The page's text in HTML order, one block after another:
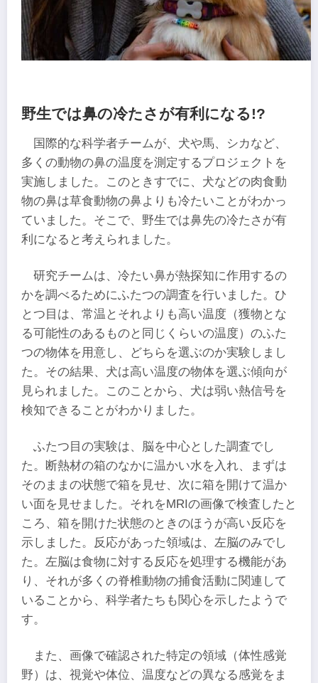
野生では鼻の冷たさが有利になる!?
国際的な科学者チームが、犬や馬、シカなど、
多くの動物の鼻の温度を測定するプロジェクトを
実施しました。このときすでに、犬などの肉食動
物の鼻は草食動物の鼻よりも冷たいことがわかっ
ていました。そこで、野生では鼻先の冷たさが有
利になると考えられました。
研究チームは、冷たい鼻が熱探知に作用するの
かを調べるためにふたつの調査を行いました。ひ
とつ目は、常温とそれよりも高い温度（獲物とな
る可能性のあるものと同じくらいの温度）のふた
つの物体を用意し、どちらを選ぶのか実験しまし
た。その結果、犬は高い温度の物体を選ぶ傾向が
見られました。このことから、犬は弱い熱信号を
検知できることがわかりました。
ふたつ目の実験は、脳を中心とした調査でし
た。断熱材の箱のなかに温かい水を入れ、まずは
そのままの状態で箱を見せ、次に箱を開けて温か
い面を見せました。それをMRIの画像で検査したと
ころ、箱を開けた状態のときのほうが高い反応を
示しました。反応があった領域は、左脳のみでし
た。左脳は食物に対する反応を処理する機能があ
り、それが多くの脊椎動物の捕食活動に関連して
いることから、科学者たちも関心を示したようで
す。
また、画像で確認された特定の領域（体性感覚
野）は、視覚や体位、温度などの異なる感覚をま